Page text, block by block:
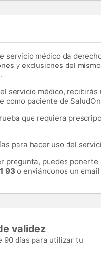
servicio médico da
y exclusiones del
servicio médico,
como paciente de
que requiera
para hacer uso del
pregunta, puedes
93 o enviándonos un email
validez
90 días para utilizar tu